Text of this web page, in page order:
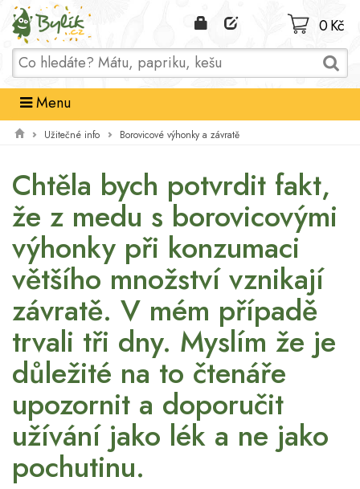
Domů
0 Kč
Menu
Užitečné info Borovicové výhonky a závratě
Chtěla bych potvrdit fakt,
že z medu s borovicovými
výhonky při konzumaci
většího množství vznikají
závratě. V mém případě
trvali tři dny. Myslím že je
důležité na to čtenáře
upozornit a doporučit
užívání jako lék a ne jako
pochutinu.